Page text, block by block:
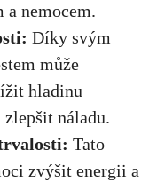
nemocem.
Díky svým
může
hladinu
zlepšit ⁣náladu.
Tato
zvýšit⁢ energii a